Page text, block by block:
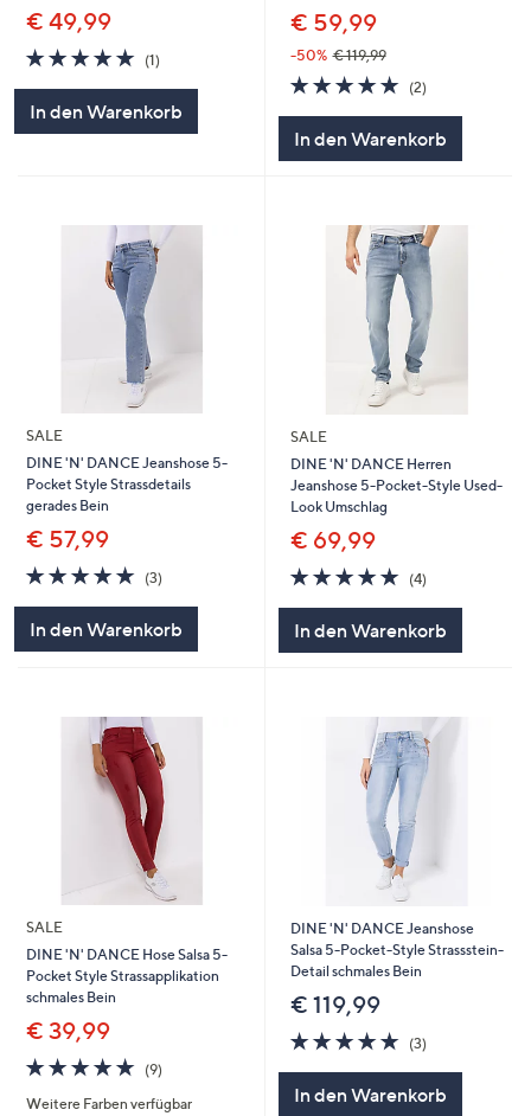
€ 49,99
5.0
von
(1)1
In den Warenkorb
€ 59,99
-50% € 119,99
5.0
von
(2)2
In den Warenkorb
SALE
DINE 'N' DANCE Jeanshose 5-
Pocket Style Strassdetails
gerades Bein
€ 57,99
5.0
von
(3)3
In den Warenkorb
SALE
DINE 'N' DANCE Herren
Jeanshose 5-Pocket-Style Used-
Look Umschlag
€ 69,99
4.8
von
(4)4
In den Warenkorb
SALE
DINE 'N' DANCE Hose Salsa 5-
Pocket Style Strassapplikation
schmales Bein
€ 39,99
4.7
von
5
(9)9
Weitere Farben verfügbar
DINE 'N' DANCE Jeanshose
Salsa 5-Pocket-Style Strassstein-
Detail schmales Bein
€ 119,99
4.7
von
(3)3
In den Warenkorb